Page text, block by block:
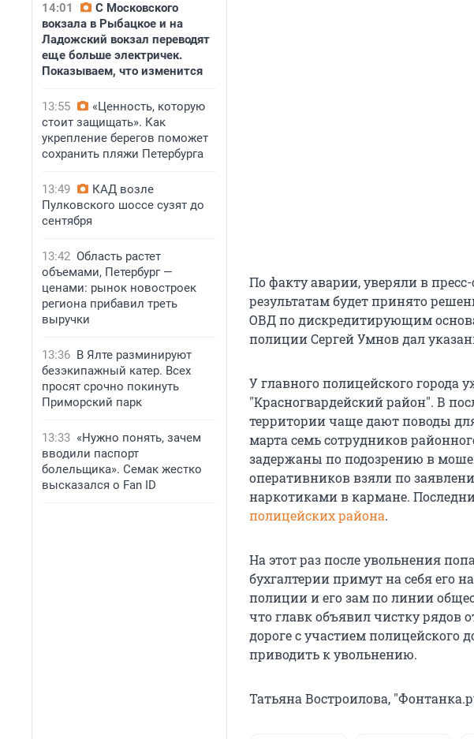
14:01
С Московского
вокзала в Рыбацкое и на
Ладожский вокзал переводят
еще больше электричек.
Показываем, что изменится
13:55
«Ценность, которую
стоит защищать». Как
укрепление берегов поможет
сохранить пляжи Петербурга
13:49
КАД возле
Пулковского шоссе сузят до
сентября
13:42 Область растет
объемами, Петербург —
ценами: рынок новостроек
региона прибавил треть
выручки
13:36 В Ялте разминируют
безэкипажный катер. Всех
просят срочно покинуть
Приморский парк
13:33 «Нужно понять, зачем
вводили паспорт
болельщика». Семак жестко
высказался о Fan ID
По факту аварии, уверяли в
результатам будет принято
ОВД по дискредитирующим
полиции Сергей Умнов дал
У главного полицейского города
"Красногвардейский район". В
территории чаще дают поводы
марта семь сотрудников
задержаны по подозрению в
оперативников взяли по
наркотиками в кармане.
полицейских района.
На этот раз после увольнения
бухгалтерии примут на себя его
полиции и его зам по линии
что главк объявил чистку рядов
дороге с участием полицейского
приводить к увольнению.
Татьяна Востроилова,